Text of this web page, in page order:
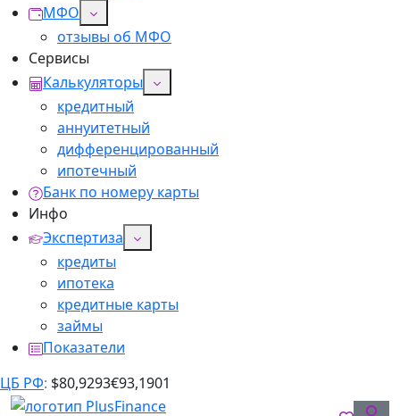
МФО
отзывы об МФО
Сервисы
Калькуляторы
кредитный
аннуитетный
дифференцированный
ипотечный
Банк по номеру карты
Инфо
Экспертиза
кредиты
ипотека
кредитные карты
займы
Показатели
ЦБ РФ: $80,9293€93,1901